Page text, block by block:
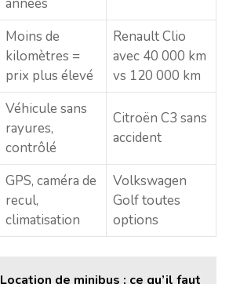
Moins de
kilomètres =
prix plus élevé
Renault Clio
avec 40 000 km
vs 120 000 km
Véhicule sans
rayures,
contrôlé
Citroën C3 sans
accident
GPS, caméra de
recul,
climatisation
Volkswagen
Golf toutes
options
Location de minibus : ce qu’il faut